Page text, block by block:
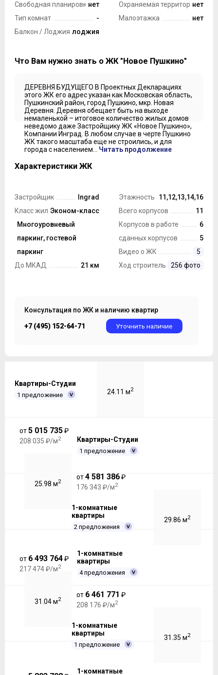
Свободная планировканет
Тип комнат
-
Балкон / Лоджия лоджия
Охраняемая территориянет
Малоэтажка
нет
Что Вам нужно знать о ЖК "Новое Пушкино"
ДЕРЕВНЯ БУДУЩЕГО В Проектных Декларациях
этого ЖК его адрес указан как Московская область,
Пушкинский район, город Пушкино, мкр. Новая
Деревня. Деревня обещает быть на выходе
немаленькой – итоговое количество жилых домов
неведомо даже Застройщику ЖК «Новое Пушкино»,
Компании Инград. В любом случае в черте Пушкино
ЖК такого масштаба еще не строились, и для
города с населением... Читать продолжение
Характеристики ЖК
Застройщик
Ingrad
Класс жильяЭконом-класс
Технология
строительства
Монолит
Парковка
Многоуровневый
паркинг, гостевой
паркинг
До МКАД
21 км
Этажность ЖК11,12,13,14,16
Всего корпусов
11
Корпусов в работе
6
сданных корпусов
5
Видео о ЖК
5
Ход строительства256 фото
Консультация по ЖК и наличию квартир
+7 (495) 152-64-71 Уточнить наличие
Квартиры-Студии
1 предложение 24.11 м2
от5 015 735₽
208 035 ₽/м2 Квартиры-Студии
1 предложение
25.98 м2
от4 581 386₽
176 343 ₽/м2
1-комнатные
квартиры
2 предложения
29.86 м2
от 6 493 764₽
217 474 ₽/м2
1-комнатные
квартиры
4 предложения
31.04 м2
от 6 461 771 ₽
208 176 ₽/м2
1-комнатные
квартиры
1 предложение
31.35 м2
1-комнатные